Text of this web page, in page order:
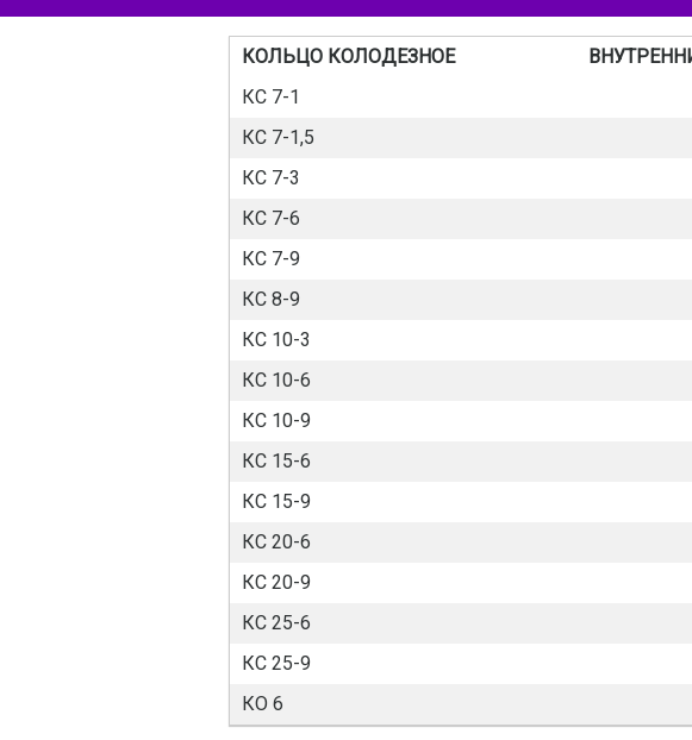
КОЛЬЦО КОЛОДЕЗНОЕ
КС 7-1
КС 7-1,5
КС 7-3
КС 7-6
КС 7-9
КС 8-9
КС 10-3
КС 10-6
КС 10-9
КС 15-6
КС 15-9
КС 20-6
КС 20-9
КС 25-6
КС 25-9
КО 6